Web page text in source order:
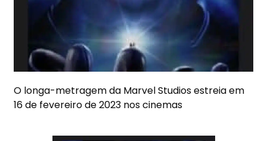
O longa-metragem da Marvel Studios estreia em
16 de fevereiro de 2023 nos cinemas